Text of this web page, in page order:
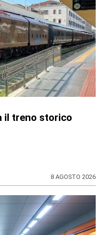
il treno storico
8 AGOSTO 2026